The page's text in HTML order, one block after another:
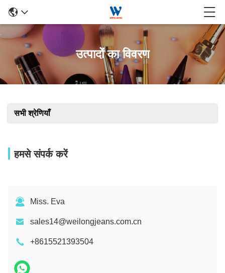
उत्पादों का विवरण
सभी श्रेणियाँ
हमसे संपर्क करें
Miss. Eva
sales14@weilongjeans.com.cn
+8615521393504